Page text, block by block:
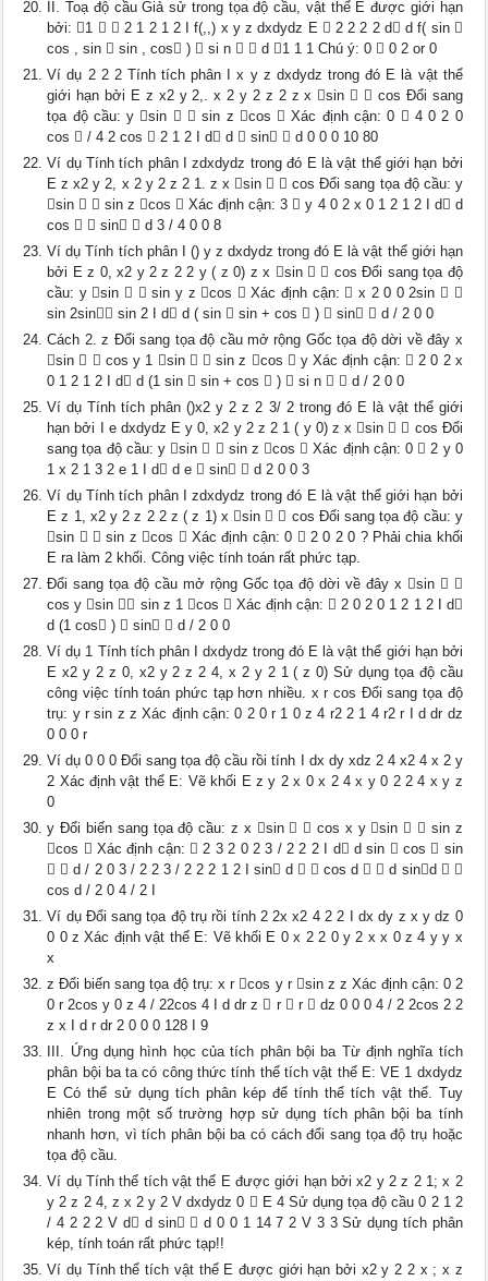
II. Toạ độ cầu Giả sử trong tọa độ cầu, vật thể E được giới hạn
bởi: 1   2 1 2 1 2 I f(,,) x y z dxdydz E  2 2 2 2 d d f( sin 
cos , sin  sin , cos )  si n   d 1 1 1 Chú ý: 0  0 2 or 0
Ví dụ 2 2 2 Tính tích phân I x y z dxdydz trong đó E là vật thể
giới hạn bởi E z x2 y 2,. x 2 y 2 z 2 z x sin   cos Đổi sang
tọa độ cầu: y sin   sin z cos  Xác định cận: 0  4 0 2 0
cos  / 4 2 cos  2 1 2 I d d  sin  d 0 0 0 10 80
Ví dụ Tính tích phân I zdxdydz trong đó E là vật thể giới hạn bởi
E z x2 y 2, x 2 y 2 z 2 1. z x sin   cos Đổi sang tọa độ cầu: y
sin   sin z cos  Xác định cận: 3  y 4 0 2 x 0 1 2 1 2 I d d
cos   sin  d 3 / 4 0 0 8
Ví dụ Tính tích phân I () y z dxdydz trong đó E là vật thể giới hạn
bởi E z 0, x2 y 2 z 2 2 y ( z 0) z x sin   cos Đổi sang tọa độ
cầu: y sin   sin y z cos  Xác định cận:  x 2 0 0 2sin  
sin 2sin sin 2 I d d ( sin  sin + cos  )  sin  d / 2 0 0
Cách 2. z Đổi sang tọa độ cầu mở rộng Gốc tọa độ dời về đây x
sin   cos y 1 sin   sin z cos  y Xác định cận:  2 0 2 x
0 1 2 1 2 I d d (1 sin  sin + cos  )  si n   d / 2 0 0
Ví dụ Tính tích phân ()x2 y 2 z 2 3/ 2 trong đó E là vật thể giới
hạn bởi I e dxdydz E y 0, x2 y 2 z 2 1 ( y 0) z x sin   cos Đổi
sang tọa độ cầu: y sin   sin z cos  Xác định cận: 0  2 y 0
1 x 2 1 3 2 e 1 I d d e  sin  d 2 0 0 3
Ví dụ Tính tích phân I zdxdydz trong đó E là vật thể giới hạn bởi
E z 1, x2 y 2 z 2 2 z ( z 1) x sin   cos Đổi sang tọa độ cầu: y
sin   sin z cos  Xác định cận: 0  2 0 2 0 ? Phải chia khối
E ra làm 2 khối. Công việc tính toán rất phức tạp.
Đổi sang tọa độ cầu mở rộng Gốc tọa độ dời về đây x sin  
cos y sin  sin z 1 cos  Xác định cận:  2 0 2 0 1 2 1 2 I d
d (1 cos )  sin  d / 2 0 0
Ví dụ 1 Tính tích phân I dxdydz trong đó E là vật thể giới hạn bởi
E x2 y 2 z 0, x2 y 2 z 2 4, x 2 y 2 1 ( z 0) Sử dụng tọa độ cầu
công việc tính toán phức tạp hơn nhiều. x r cos Đổi sang tọa độ
trụ: y r sin z z Xác định cận: 0 2 0 r 1 0 z 4 r2 2 1 4 r2 r I d dr dz
0 0 0 r
Ví dụ 0 0 0 Đổi sang tọa độ cầu rồi tính I dx dy xdz 2 4 x2 4 x 2 y
2 Xác định vật thể E: Vẽ khối E z y 2 x 0 x 2 4 x y 0 2 2 4 x y z
0
y Đổi biến sang tọa độ cầu: z x sin   cos x y sin   sin z
cos  Xác định cận:  2 3 2 0 2 3 / 2 2 2 I d d sin  cos  sin
  d / 2 0 3 / 2 2 3 / 2 2 2 1 2 I sin d   cos d   d sind  
cos d / 2 0 4 / 2 I
Ví dụ Đổi sang tọa độ trụ rồi tính 2 2x x2 4 2 2 I dx dy z x y dz 0
0 0 z Xác định vật thể E: Vẽ khối E 0 x 2 2 0 y 2 x x 0 z 4 y y x
x
z Đổi biến sang tọa độ trụ: x r cos y r sin z z Xác định cận: 0 2
0 r 2cos y 0 z 4 / 22cos 4 I d dr z  r  r  dz 0 0 0 4 / 2 2cos 2 2
z x I d r dr 2 0 0 0 128 I 9
III. Ứng dụng hình học của tích phân bội ba Từ định nghĩa tích
phân bội ba ta có công thức tính thể tích vật thể E: VE 1 dxdydz
E Có thể sử dụng tích phân kép để tính thể tích vật thể. Tuy
nhiên trong một số trường hợp sử dụng tích phân bội ba tính
nhanh hơn, vì tích phân bội ba có cách đổi sang tọa độ trụ hoặc
tọa độ cầu.
Ví dụ Tính thể tích vật thể E được giới hạn bởi x2 y 2 z 2 1; x 2
y 2 z 2 4, z x 2 y 2 V dxdydz 0  E 4 Sử dụng tọa độ cầu 0 2 1 2
/ 4 2 2 2 V d d sin  d 0 0 1 14 7 2 V 3 3 Sử dụng tích phân
kép, tính toán rất phức tạp!!
Ví dụ Tính thể tích vật thể E được giới hạn bởi x2 y 2 2 x ; x z